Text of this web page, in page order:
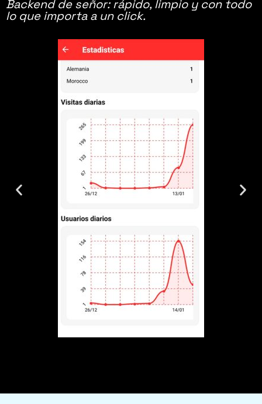
Backend de señor: rápido, limpio y con todo
lo que importa a un click.